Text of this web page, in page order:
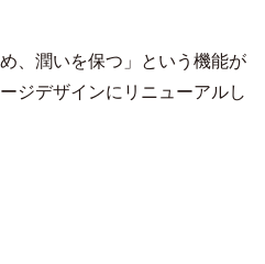
、潤いを保つ」という機能が
ジデザインにリニューアルし